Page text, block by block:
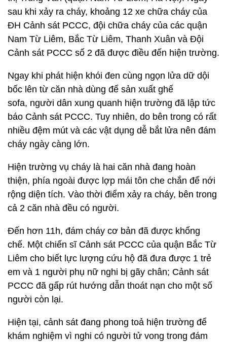
sau khi xảy ra cháy, khoảng 12 xe chữa cháy của
ĐH Cảnh sát PCCC, đội chữa cháy của các quận
Nam Từ Liêm, Bắc Từ Liêm, Thanh Xuân và Đội
Cảnh sát PCCC số 2 đã được điều đến hiện trường.
Ngay khi phát hiện khói đen cùng ngọn lửa dữ dội
bốc lên từ căn nhà dùng để sản xuất ghế
sofa, người dân xung quanh hiện trường đã lập tức
báo Cảnh sát PCCC. Tuy nhiên, do bên trong có rất
nhiều đệm mút và các vật dụng dễ bắt lửa nên đám
cháy ngày càng lớn.
Hiện trường vụ cháy là hai căn nhà đang hoàn
thiện, phía ngoài được lợp mái tôn che chắn để nới
rộng diện tích. Vào thời điểm xảy ra cháy, bên trong
cả 2 căn nhà đều có người.
Đến hơn 11h, đám cháy cơ bản đã được khống
chế. Một chiến sĩ Cảnh sát PCCC của quận Bắc Từ
Liêm cho biết lực lượng cứu hộ đã đưa được 1 trẻ
em và 1 người phụ nữ nghi bị gãy chân; Cảnh sát
PCCC đã gấp rút hướng dẫn thoát nạn cho một số
người còn lại.
Hiện tại, cảnh sát đang phong toả hiện trường để
khám nghiệm vì nghi có người tử vong trong đám